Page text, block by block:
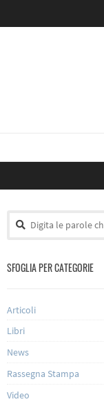
SFOGLIA PER CATEGORIE
Articoli
Libri
News
Rassegna Stampa
Video